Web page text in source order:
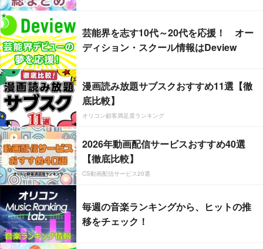
芸能界を志す10代～20代を応援！ オー
ディション・スクール情報はDeview
漫画読み放題サブスクおすすめ11選【徹
底比較】
オリコン顧客満足度ランキング
2026年動画配信サービスおすすめ40選
【徹底比較】
CS動画配信サービス20選
毎週の音楽ランキングから、ヒットの推
移をチェック！